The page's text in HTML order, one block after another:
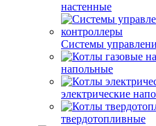
настенные
Системы
напольные
электрические
твердотопливные